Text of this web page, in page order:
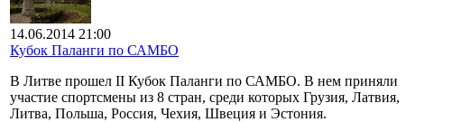
14.06.2014 21:00
Кубок Паланги по САМБО
В Литве прошел II Кубок Паланги по САМБО. В нем приняли
участие спортсмены из 8 стран, среди которых Грузия, Латвия,
Литва, Польша, Россия, Чехия, Швеция и Эстония.